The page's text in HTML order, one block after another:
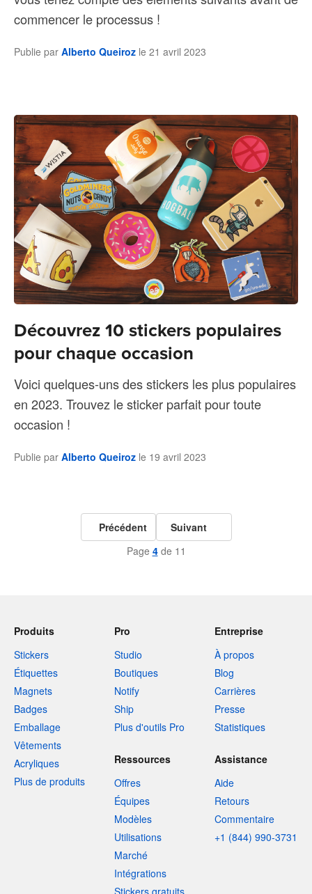
commencer le processus !
Publie par Alberto Queiroz le 21 avril 2023
Découvrez 10 stickers populaires
pour chaque occasion
Voici quelques-uns des stickers les plus populaires
en 2023. Trouvez le sticker parfait pour toute
occasion !
Publie par Alberto Queiroz le 19 avril 2023
Précédent
Suivant
Page 4de 11
Produits
Stickers
Étiquettes
Magnets
Badges
Emballage
Vêtements
Acryliques
Plus de produits
Pro
Studio
Boutiques
Notify
Ship
Plus d'outils Pro
Entreprise
À propos
Blog
Carrières
Presse
Statistiques
Ressources
Offres
Équipes
Modèles
Utilisations
Marché
Intégrations
Assistance
Aide
Retours
Commentaire
+1 (844) 990-3731